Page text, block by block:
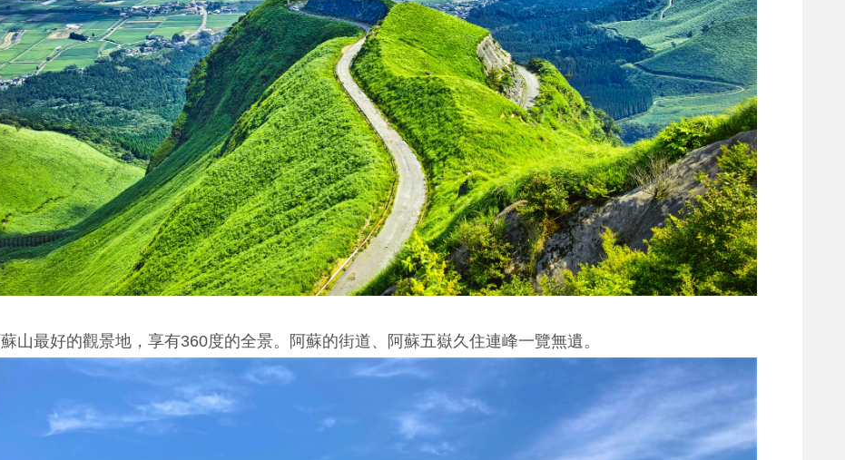
山最好的觀景地，享有360度的全景。阿蘇的街道、阿蘇五嶽久住連峰一覽無遺。